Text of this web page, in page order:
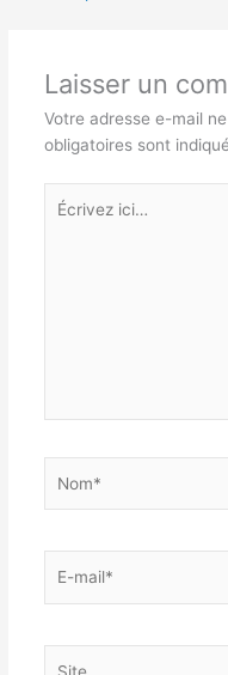
Laisser un
Votre adresse e-mail
obligatoires sont
Écrivez
ici…
mail*